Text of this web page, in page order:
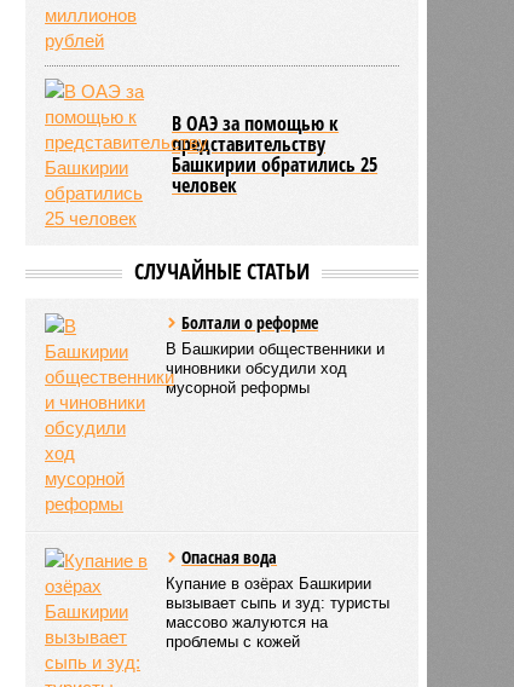
В ОАЭ за помощью к
представительству
Башкирии обратились 25
человек
СЛУЧАЙНЫЕ СТАТЬИ
Болтали о реформе
В Башкирии общественники и
чиновники обсудили ход
мусорной реформы
Опасная вода
Купание в озёрах Башкирии
вызывает сыпь и зуд: туристы
массово жалуются на
проблемы с кожей